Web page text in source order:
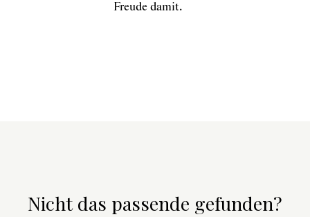
Freude damit.
Nicht das passende gefunden?